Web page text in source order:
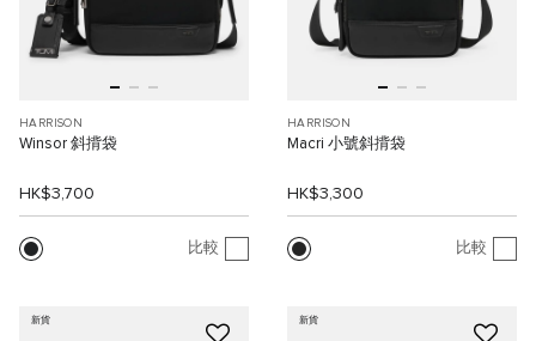
HARRISON
Winsor 斜揹袋
HK$3,700
比較
HARRISON
Macri 小號斜揹袋
HK$3,300
比較
新貨 新貨